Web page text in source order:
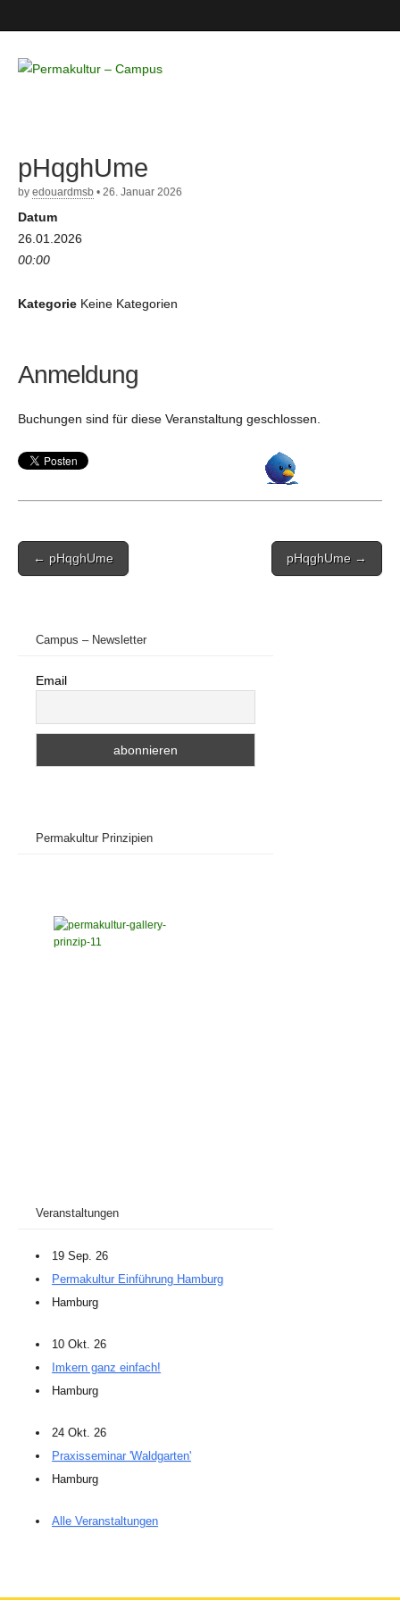
– Campus
pHqghUme
by edouardmsb • 26. Januar 2026
Datum
26.01.2026
00:00
Kategorie Keine Kategorien
Anmeldung
Buchungen sind für diese Veranstaltung geschlossen.
Post
navigation
← pHqghUme pHqghUme →
Campus – Newsletter
Email
Permakultur Prinzipien
Veranstaltungen
19 Sep. 26
Permakultur Einführung Hamburg
Hamburg
10 Okt. 26
Imkern ganz einfach!
Hamburg
24 Okt. 26
Praxisseminar 'Waldgarten'
Hamburg
Alle Veranstaltungen